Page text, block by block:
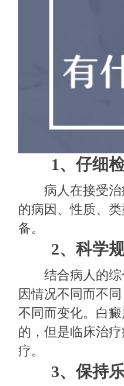
1、仔细检
病人在接受治
的病因、性质、
备。
2、科学规
结合病人的综
因情况不同而不
不同而变化。白
的，但是临床治
疗。
3、保持乐